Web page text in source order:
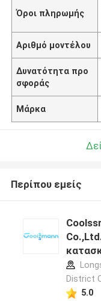
Όροι πληρωμής
Αριθμό μοντέλου
Δυνατότητα προ
σφοράς
Μάρκα
Περίπου εμείς
District
5.0